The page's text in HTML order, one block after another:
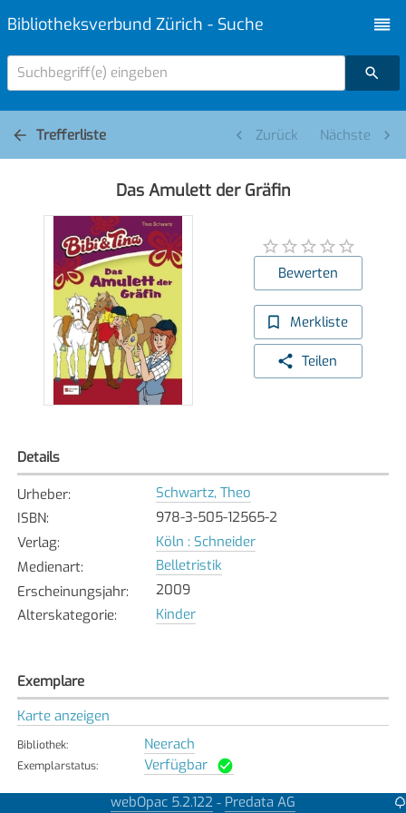
Bibliotheksverbund Zürich - Suche
Suchbegriff(e) eingeben
Trefferliste Zurück Nächste
Das Amulett der Gräfin
Bewerten
Merkliste
Teilen
Details
Urheber:
Schwartz, Theo
ISBN:
978-3-505-12565-2
Verlag:
Köln : Schneider
Medienart:
Belletristik
Erscheinungsjahr:
2009
Alterskategorie: Kinder
Exemplare
Karte anzeigen
Bibliothek: Neerach
Exemplarstatus: Verfügbar
webOpac 5.2.122 - Predata AG